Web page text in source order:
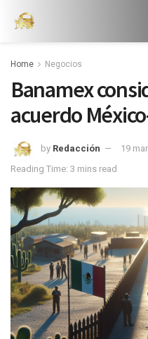
Home Negocios
Banamex
acuerdo
by Redacción
19
Reading Time: 3 mins read